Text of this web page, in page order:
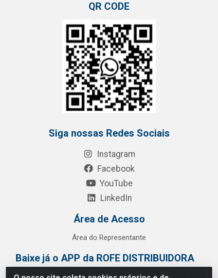
QR CODE
Siga nossas Redes Sociais
Instagram
Facebook
YouTube
LinkedIn
Área de Acesso
Área do Representante
Baixe já o APP da ROFE DISTRIBUIDORA